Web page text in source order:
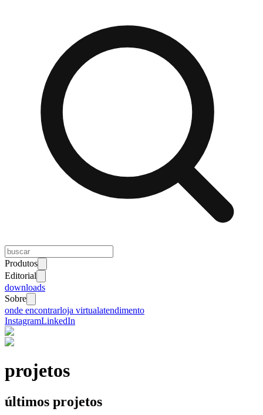
Produtos
Editorial
downloads
Sobre
onde encontrarloja virtualatendimento
InstagramLinkedIn
projetos
últimos projetos